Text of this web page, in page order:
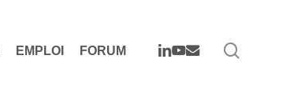
EMPLOI FORUM LINKEDIN
YOUTUBE
EMAIL